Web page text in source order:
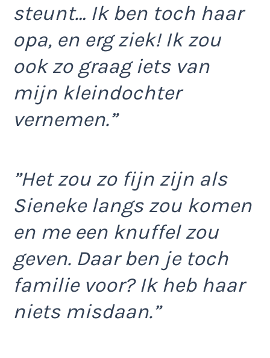
steunt… Ik ben toch haar
opa, en erg ziek! Ik zou
ook zo graag iets van
mijn kleindochter
vernemen.”
”Het zou zo fijn zijn als
Sieneke langs zou komen
en me een knuffel zou
geven. Daar ben je toch
familie voor? Ik heb haar
niets misdaan.”